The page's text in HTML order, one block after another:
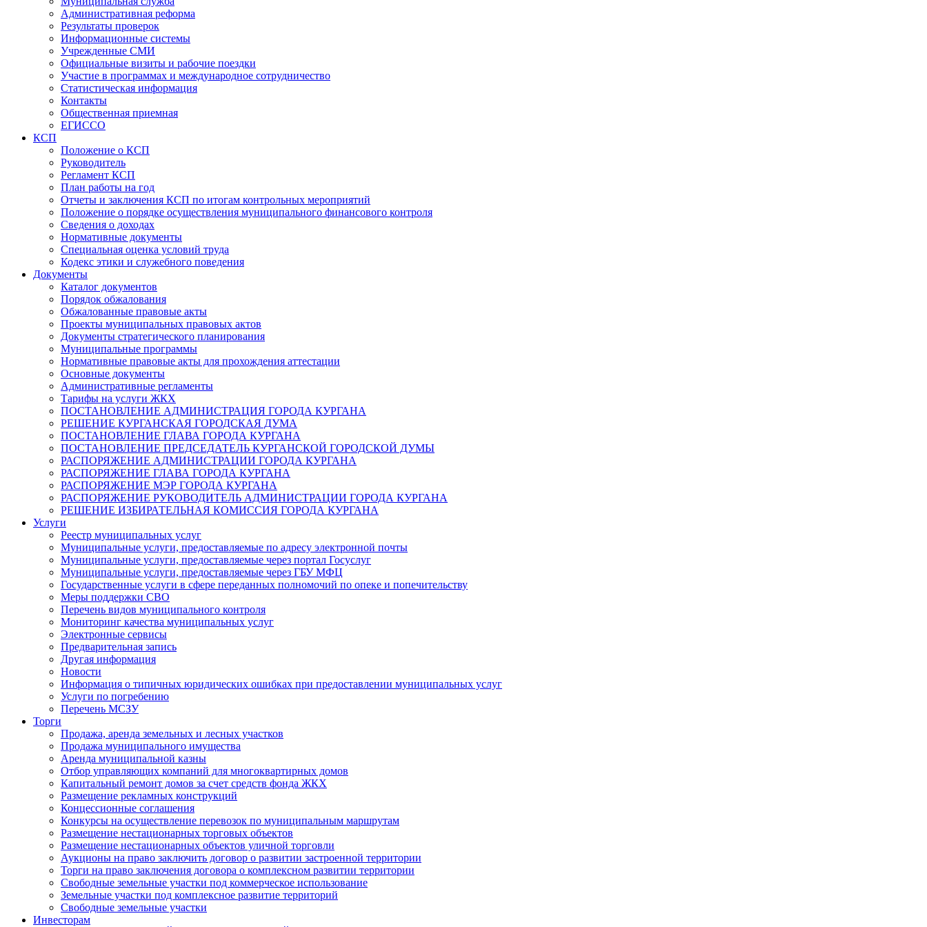
Административная реформа
Результаты проверок
Информационные системы
Учрежденные СМИ
Официальные визиты и рабочие поездки
Участие в программах и международное сотрудничество
Статистическая информация
Контакты
Общественная приемная
ЕГИССО
КСП
Положение о КСП
Руководитель
Регламент КСП
План работы на год
Отчеты и заключения КСП по итогам контрольных мероприятий
Положение о порядке осуществления муниципального финансового контроля
Сведения о доходах
Нормативные документы
Специальная оценка условий труда
Кодекс этики и служебного поведения
Документы
Каталог документов
Порядок обжалования
Обжалованные правовые акты
Проекты муниципальных правовых актов
Документы стратегического планирования
Муниципальные программы
Нормативные правовые акты для прохождения аттестации
Основные документы
Административные регламенты
Тарифы на услуги ЖКХ
ПОСТАНОВЛЕНИЕ АДМИНИСТРАЦИЯ ГОРОДА КУРГАНА
РЕШЕНИЕ КУРГАНСКАЯ ГОРОДСКАЯ ДУМА
ПОСТАНОВЛЕНИЕ ГЛАВА ГОРОДА КУРГАНА
ПОСТАНОВЛЕНИЕ ПРЕДСЕДАТЕЛЬ КУРГАНСКОЙ ГОРОДСКОЙ ДУМЫ
РАСПОРЯЖЕНИЕ АДМИНИСТРАЦИИ ГОРОДА КУРГАНА
РАСПОРЯЖЕНИЕ ГЛАВА ГОРОДА КУРГАНА
РАСПОРЯЖЕНИЕ МЭР ГОРОДА КУРГАНА
РАСПОРЯЖЕНИЕ РУКОВОДИТЕЛЬ АДМИНИСТРАЦИИ ГОРОДА КУРГАНА
РЕШЕНИЕ ИЗБИРАТЕЛЬНАЯ КОМИССИЯ ГОРОДА КУРГАНА
Услуги
Реестр муниципальных услуг
Муниципальные услуги, предоставляемые по адресу электронной почты
Муниципальные услуги, предоставляемые через портал Госуслуг
Муниципальные услуги, предоставляемые через ГБУ МФЦ
Государственные услуги в сфере переданных полномочий по опеке и попечительству
Меры поддержки СВО
Перечень видов муниципального контроля
Мониторинг качества муниципальных услуг
Электронные сервисы
Предварительная запись
Другая информация
Новости
Информация о типичных юридических ошибках при предоставлении муниципальных услуг
Услуги по погребению
Перечень МСЗУ
Торги
Продажа, аренда земельных и лесных участков
Продажа муниципального имущества
Аренда муниципальной казны
Отбор управляющих компаний для многоквартирных домов
Капитальный ремонт домов за счет средств фонда ЖКХ
Размещение рекламных конструкций
Концессионные соглашения
Конкурсы на осуществление перевозок по муниципальным маршрутам
Размещение нестационарных торговых объектов
Размещение нестационарных объектов уличной торговли
Аукционы на право заключить договор о развитии застроенной территории
Торги на право заключения договора о комплексном развитии территории
Свободные земельные участки под коммерческое использование
Земельные участки под комплексное развитие территорий
Свободные земельные участки
Инвесторам